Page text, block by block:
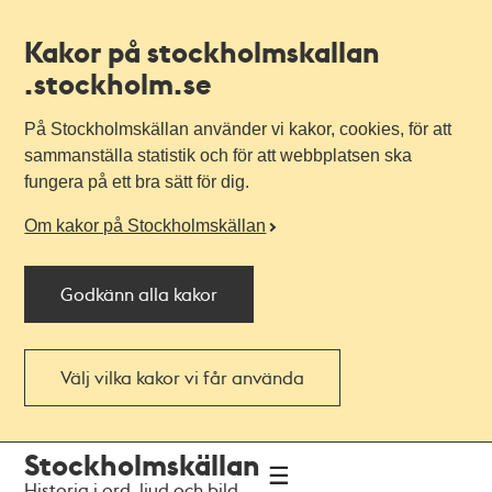
Kakor på stockholmskallan
.stockholm.se
På Stockholmskällan använder vi kakor, cookies, för att
sammanställa statistik och för att webbplatsen ska
fungera på ett bra sätt för dig.
Om kakor på Stockholmskällan
Godkänn alla kakor
Välj vilka kakor vi får använda
navigationen
huvudinnehållet
Stockholmskällan